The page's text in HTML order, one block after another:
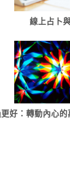
線上占卜
好：轉動內心